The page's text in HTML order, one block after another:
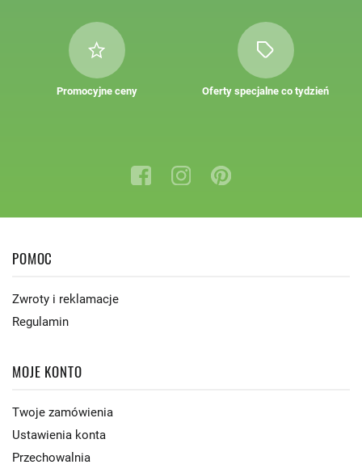
Promocyjne ceny Oferty specjalne co tydzień
POMOC
Zwroty i reklamacje
Regulamin
MOJE KONTO
Twoje zamówienia
Ustawienia konta
Przechowalnia